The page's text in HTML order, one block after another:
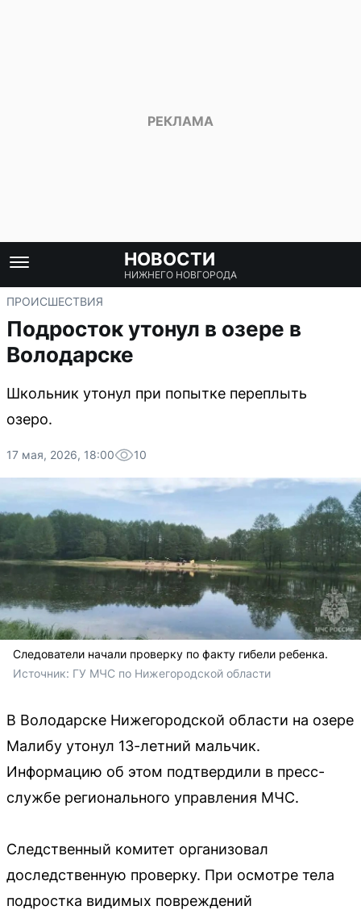
НОВОСТИ
НИЖНЕГО НОВГОРОДА
ПРОИСШЕСТВИЯ
Подросток утонул в озере в
Володарске
Школьник утонул при попытке переплыть
озеро.
17 мая, 2026, 18:00 10
Следователи начали проверку по факту гибели ребенка.
Источник: ГУ МЧС по Нижегородской области
В Володарске Нижегородской области на озере
Малибу утонул 13-летний мальчик.
Информацию об этом подтвердили в пресс-
службе регионального управления МЧС.
Следственный комитет организовал
доследственную проверку. При осмотре тела
подростка видимых повреждений